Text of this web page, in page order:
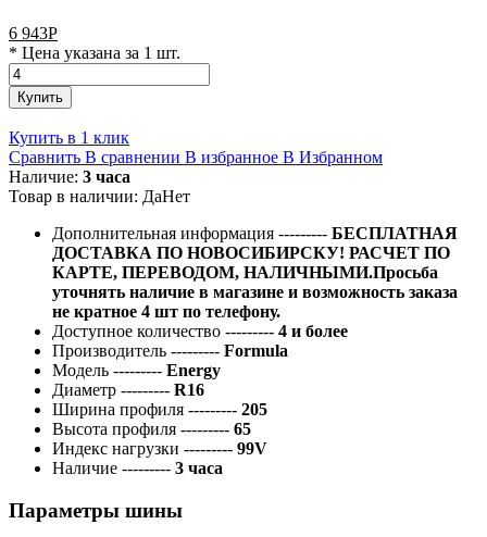
6 943Р
* Цена указана за 1 шт.
Купить
Купить в 1 клик
Сравнить В сравнении В избранное В Избранном
Наличие: 3 часа
Товар в наличии: ДаНет
Дополнительная информация --------- БЕСПЛАТНАЯ
ДОСТАВКА ПО НОВОСИБИРСКУ! РАСЧЕТ ПО
КАРТЕ, ПЕРЕВОДОМ, НАЛИЧНЫМИ.Просьба
уточнять наличие в магазине и возможность заказа
не кратное 4 шт по телефону.
Доступное количество --------- 4 и более
Производитель --------- Formula
Модель --------- Energy
Диаметр --------- R16
Ширина профиля --------- 205
Высота профиля --------- 65
Индекс нагрузки --------- 99V
Наличие --------- 3 часа
Параметры шины